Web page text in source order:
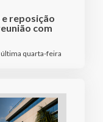
reposição
com
última quarta-feira